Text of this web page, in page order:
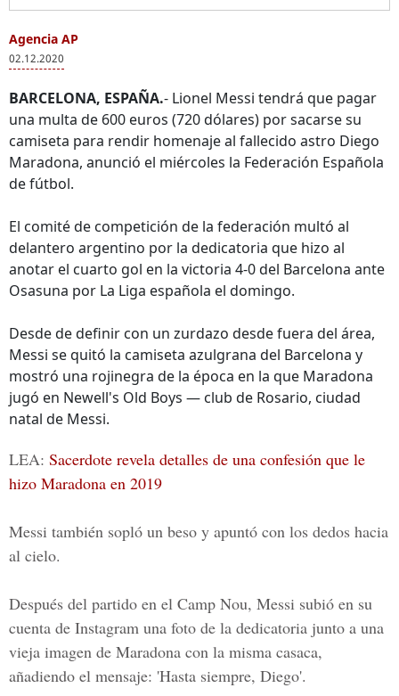
Agencia AP
02.12.2020
BARCELONA, ESPAÑA.- Lionel Messi tendrá que pagar
una multa de 600 euros (720 dólares) por sacarse su
camiseta para rendir homenaje al fallecido astro Diego
Maradona, anunció el miércoles la Federación Española
de fútbol.
El comité de competición de la federación multó al
delantero argentino por la dedicatoria que hizo al
anotar el cuarto gol en la victoria 4-0 del Barcelona ante
Osasuna por La Liga española el domingo.
Desde de definir con un zurdazo desde fuera del área,
Messi se quitó la camiseta azulgrana del Barcelona y
mostró una rojinegra de la época en la que Maradona
jugó en Newell's Old Boys — club de Rosario, ciudad
natal de Messi.
LEA: Sacerdote revela detalles de una confesión que le
hizo Maradona en 2019
Messi también sopló un beso y apuntó con los dedos hacia
al cielo.
Después del partido en el Camp Nou, Messi subió en su
cuenta de Instagram una foto de la dedicatoria junto a una
vieja imagen de Maradona con la misma casaca,
añadiendo el mensaje: 'Hasta siempre, Diego'.